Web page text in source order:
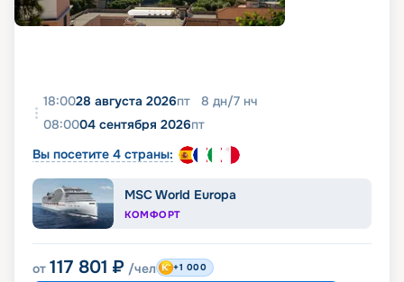
18:0028 августа 2026пт 8 дн/7 нч
08:0004 сентября 2026пт
Вы посетите 4 страны:
MSC World Europa
КОМФОРТ
от 117 801 ₽ /чел +1 000